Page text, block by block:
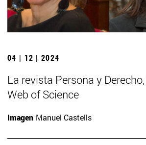
04 | 12 | 2024
La revista Persona y
Web of Science
Imagen Manuel Castells